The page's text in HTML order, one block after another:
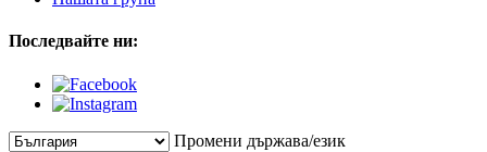
Последвайте ни:
Промени държава/език